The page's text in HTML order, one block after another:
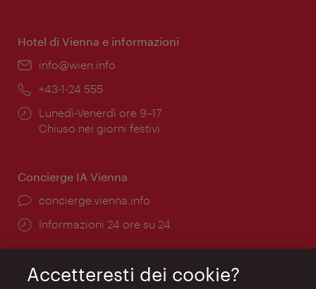
Hotel di Vienna e informazioni
Email:
info@wien.info
Telefono:
+43-1-24 555
Orari
di
Lunedì-Venerdì ore 9–17
Chiuso nei giorni festivi
Concierge IA Vienna
Ort:
concierge.vienna.info
Öffnungszeiten:
Informazioni 24 ore su 24
Accetteresti dei cookie?